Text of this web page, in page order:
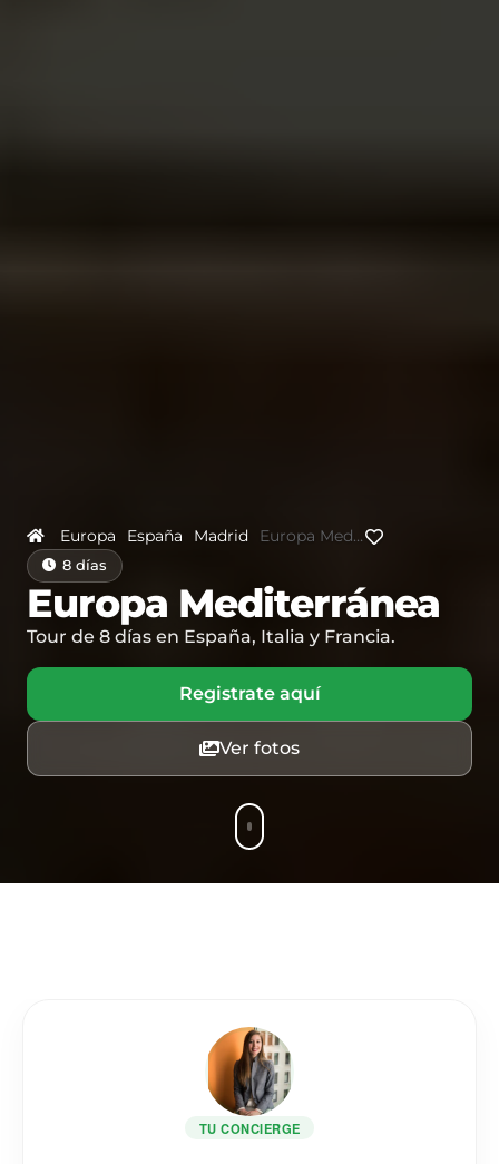
Europa España Madrid Europa Mediterránea
8 días
Europa Mediterránea
Tour de 8 días en España, Italia y Francia.
Registrate aquí
Ver fotos
TU CONCIERGE